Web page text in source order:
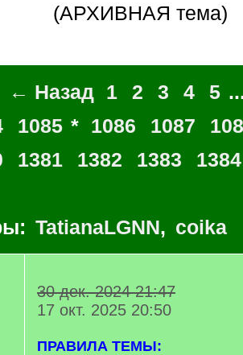
(АРХИВНАЯ тема)
← Назад 1 2 3 4 5
1085 * 1086 1087
1381 1382 1383 1384
TatianaLGNN, coika
30 дек. 2024 21:47
17 окт. 2025 20:50
ПРАВИЛА ТЕМЫ: